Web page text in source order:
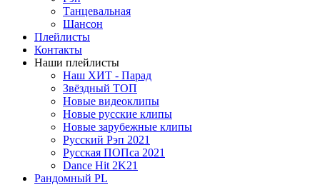
Танцевальная
Шансон
Плейлисты
Контакты
Наши плейлисты
Наш ХИТ - Парад
Звёздный ТОП
Новые видеоклипы
Новые русские клипы
Новые зарубежные клипы
Русский Рэп 2021
Русская ПОПса 2021
Dance Hit 2K21
Рандомный PL